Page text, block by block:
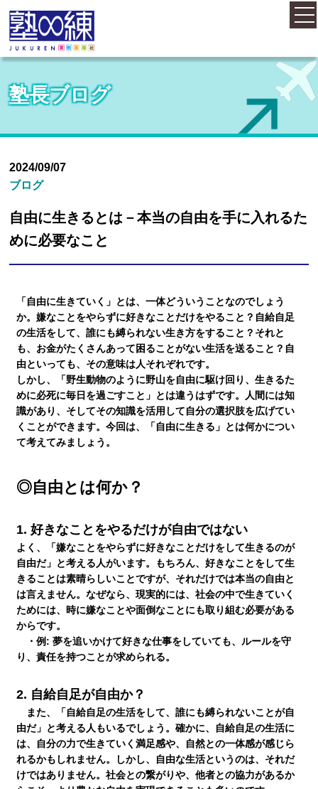
ホーム
コース案内
料金案内
概要・アクセス
お知らせ
塾長紹介
講師紹介
小学生
大学受験の方
小学生から塾に通った方がいい3つの理由
生徒さんの塾∞練体験インタビュー
生徒さん・親御様のアンケート
塾練が選ばれる理由
塾長ブログ
2024/09/07
ブログ
自由に生きるとは－本当の自由を手に入れるた
めに必要なこと
「自由に生きていく」とは、一体どういうことなのでしょう
か。嫌なことをやらずに好きなことだけをやること？自給自足
の生活をして、誰にも縛られない生き方をすること？それと
も、お金がたくさんあって困ることがない生活を送ること？自
由といっても、その意味は人それぞれです。
しかし、「野生動物のように野山を自由に駆け回り、生きるた
めに必死に毎日を過ごすこと」とは違うはずです。人間には知
識があり、そしてその知識を活用して自分の選択肢を広げてい
くことができます。今回は、「自由に生きる」とは何かについ
て考えてみましょう。
◎自由とは何か？
1.好きなことをやるだけが自由ではない
よく、「嫌なことをやらずに好きなことだけをして生きるのが
自由だ」と考える人がいます。もちろん、好きなことをして生
きることは素晴らしいことですが、それだけでは本当の自由と
は言えません。なぜなら、現実的には、社会の中で生きていく
ためには、時に嫌なことや面倒なことにも取り組む必要がある
からです。
・例: 夢を追いかけて好きな仕事をしていても、ルールを守
り、責任を持つことが求められる。
2. 自給自足が自由か？
また、「自給自足の生活をして、誰にも縛られないことが自
由だ」と考える人もいるでしょう。確かに、自給自足の生活に
は、自分の力で生きていく満足感や、自然との一体感が感じら
れるかもしれません。しかし、自由な生活というのは、それだ
けではありません。社会との繋がりや、他者との協力があるか